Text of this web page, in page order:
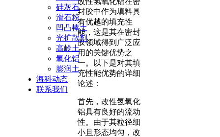
硅灰石
滑石粉
凹凸棒土
光扩散剂
高岭土
氧化铝
膨润土
海科动态
联系我们
封胶中作为填料具
有优越的填充性
能，这是其在密封
胶领域得到广泛应
用的关键优势之
一。以下是对其填
充性能优势的详细
论述：
首先，改性氢氧化
铝具有良好的流动
性。由于其粒径细
小且形态均匀，改